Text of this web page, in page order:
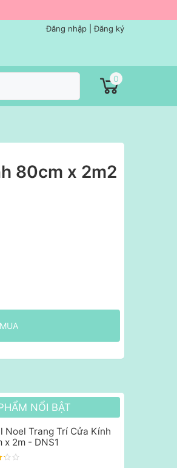
Đăng nhập |Đăng ký
0
80cm x 2m2
NỔI BẬT
Noel Trang Trí Cửa Kính
x 2m - DNS1